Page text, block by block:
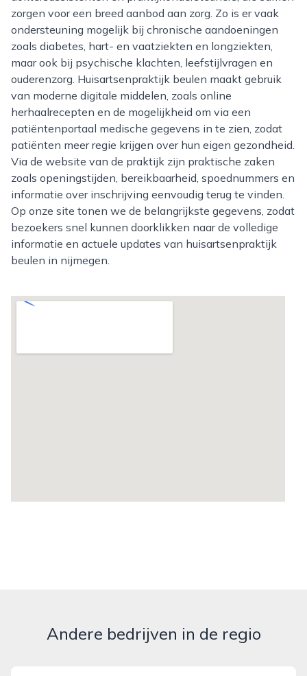
zorgen voor een breed aanbod aan zorg. Zo is er vaak
ondersteuning mogelijk bij chronische aandoeningen
zoals diabetes, hart- en vaatziekten en longziekten,
maar ook bij psychische klachten, leefstijlvragen en
ouderenzorg. Huisartsenpraktijk beulen maakt gebruik
van moderne digitale middelen, zoals online
herhaalrecepten en de mogelijkheid om via een
patiëntenportaal medische gegevens in te zien, zodat
patiënten meer regie krijgen over hun eigen gezondheid.
Via de website van de praktijk zijn praktische zaken
zoals openingstijden, bereikbaarheid, spoednummers en
informatie over inschrijving eenvoudig terug te vinden.
Op onze site tonen we de belangrijkste gegevens, zodat
bezoekers snel kunnen doorklikken naar de volledige
informatie en actuele updates van huisartsenpraktijk
beulen in nijmegen.
Andere bedrijven in de regio